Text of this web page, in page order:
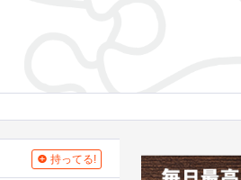
持ってる!